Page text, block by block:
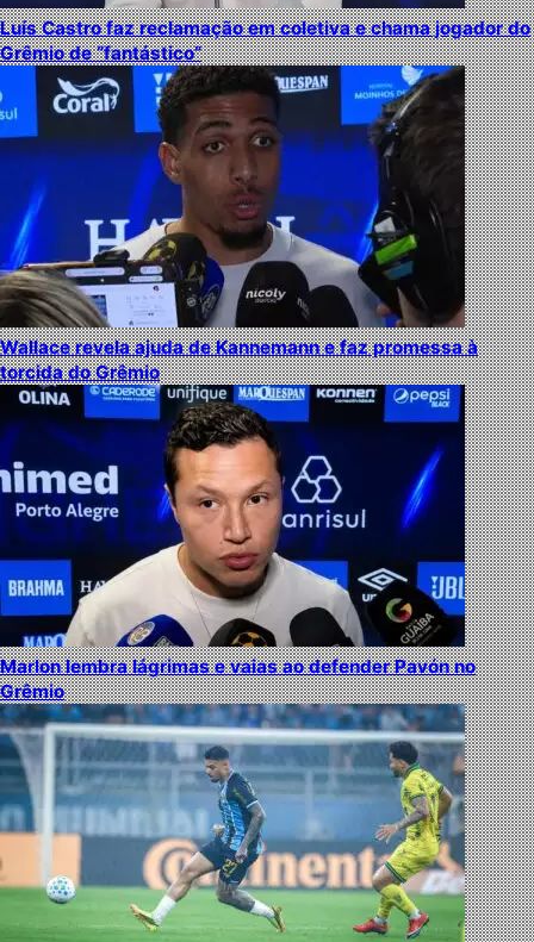
Luís Castro faz reclamação em coletiva e chama jogador do
Grêmio de “fantástico”
Wallace revela ajuda de Kannemann e faz promessa à
torcida do Grêmio
Marlon lembra lágrimas e vaias ao defender Pavón no
Grêmio